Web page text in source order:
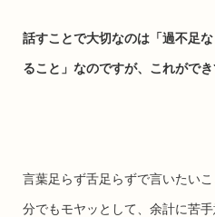
話すことで大切なのは「過不足
ること」なのですが、これがで
言葉足らず舌足らずで言いたい
分でもモヤッとして、余計に苦手